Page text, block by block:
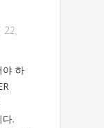
22,
야 하
.